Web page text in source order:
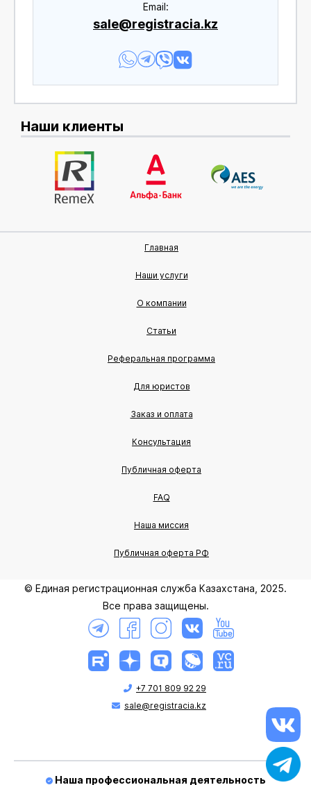
Еmail:
sale@registracia.kz
Наши клиенты
Главная
Наши услуги
О компании
Статьи
Реферальная программа
Для юристов
Заказ и оплата
Консультация
Публичная оферта
FAQ
Наша миссия
Публичная оферта РФ
© Единая регистрационная служба Казахстана, 2025.
Все права защищены.
+7 701 809 92 29
sale@registracia.kz
Наша профессиональная деятельность